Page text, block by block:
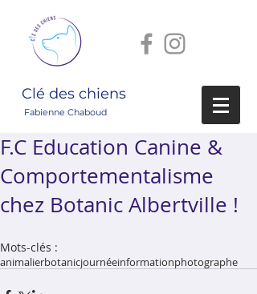
Clé des chiens
Fabienne Chaboud
F.C Education Canine &
Comportementalisme
chez Botanic Albertville !
Mots-clés :
animalierbotanicjournéeinformationphotographe